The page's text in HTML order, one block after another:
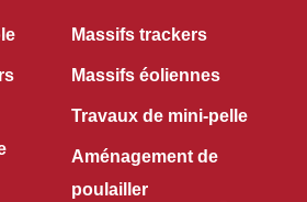
Massifs trackers
Massifs éoliennes
Travaux de mini-pelle
Aménagement de
poulailler